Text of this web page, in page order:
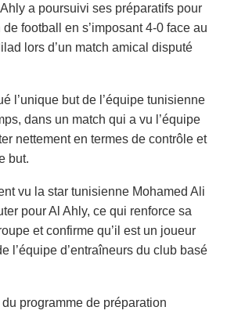
a poursuivi ses préparatifs pour
football en s’imposant 4-0 face au
lors d’un match amical disputé
l’unique but de l’équipe tunisienne
dans un match qui a vu l’équipe
nettement en termes de contrôle et
but.
vu la star tunisienne Mohamed Ali
pour Al Ahly, ce qui renforce sa
et confirme qu’il est un joueur
l’équipe d’entraîneurs du club basé
programme de préparation